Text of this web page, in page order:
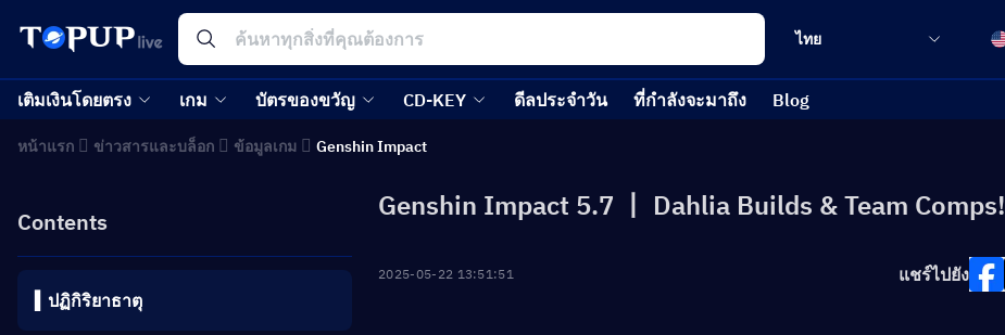
ไทย
เติมเงินโดยตรง เกม บัตรของขวัญ CD-KEY ดีลประจำวัน ที่กำลังจะมาถึง Blog
หน้าแรก ข่าวสารและบล็อก ข้อมูลเกม Genshin Impact
Contents
▍ปฏิกิริยาธาตุ
Genshin Impact 5.7 丨 Dahlia Builds & Team Comps!
2025-05-22 13:51:51 แชร์ไปยัง